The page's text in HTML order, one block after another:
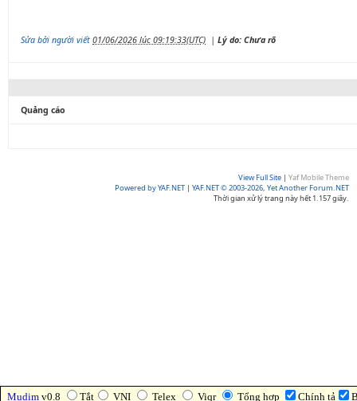
Sửa bởi người viết 01/06/2026 lúc 09:19:33(UTC) | Lý do: Chưa rõ
Quảng cáo
View Full Site | Yaf Mobile Theme
Powered by YAF.NET | YAF.NET © 2003-2026, Yet Another Forum.NET
Thời gian xử lý trang này hết 1.157 giây.
Mudim v0.8 Tắt VNI Telex Viqr Tổng hợp Chính tả